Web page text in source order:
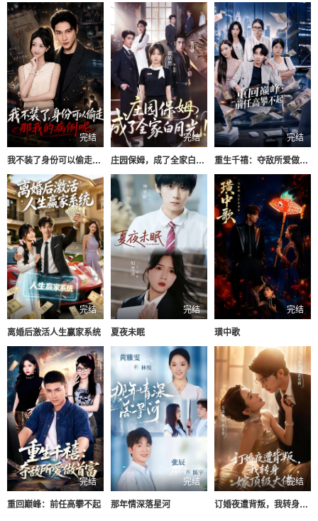
完结
我不装了身份可以偷走那我的病例呢
完结
庄园保姆，成了全家白月光
完结
重生千禧：夺敌所爱做首富
完结
离婚后激活人生赢家系统
完结
夏夜未眠
完结
璜中歌
完结
重回巅峰：前任高攀不起
完结
那年情深落星河
完结
订婚夜遭背叛，我转身嫁顶级大佬